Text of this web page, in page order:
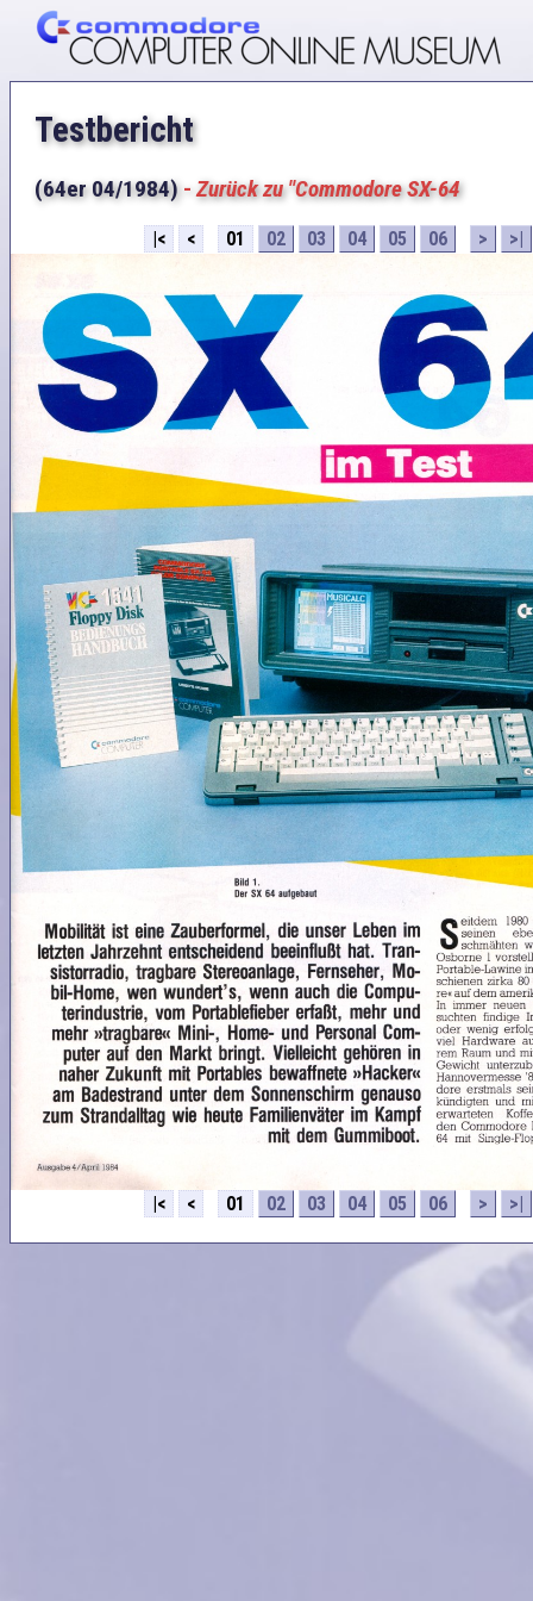
Testbericht
(64er 04/1984)-Zurück zu "Commodore SX-64
|< < 01 02 03 04 05 06 > >|
|< < 01 02 03 04 05 06 > >|